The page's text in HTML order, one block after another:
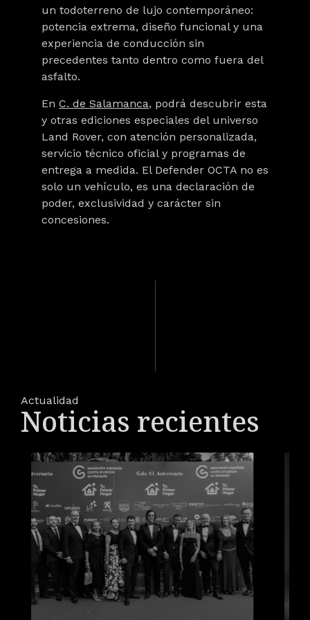
un todoterreno de lujo contemporáneo:
potencia extrema, diseño funcional y una
experiencia de conducción sin
precedentes tanto dentro como fuera del
asfalto.
En C. de Salamanca, podrá descubrir esta
y otras ediciones especiales del universo
Land Rover, con atención personalizada,
servicio técnico oficial y programas de
entrega a medida. El Defender OCTA no es
solo un vehículo, es una declaración de
poder, exclusividad y carácter sin
concesiones.
Actualidad
Noticias recientes